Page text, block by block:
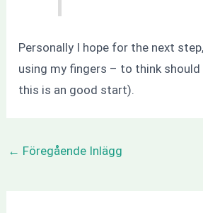
Personally I hope for the next
using my fingers – to think should
this is an good start).
← Föregående Inlägg